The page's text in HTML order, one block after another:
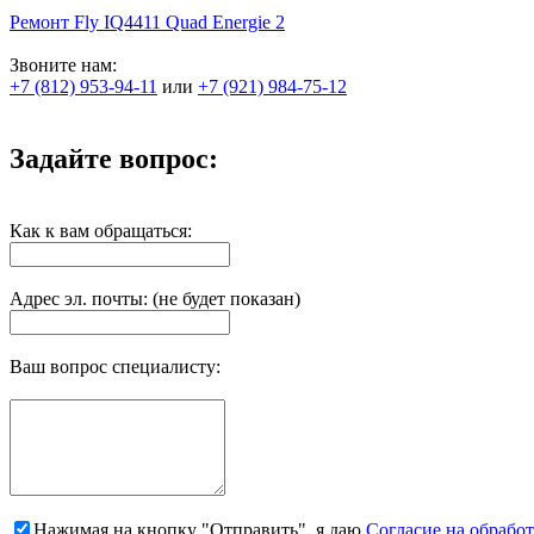
Ремонт Fly IQ4411 Quad Energie 2
Звоните нам:
+7 (812) 953-94-11 или +7 (921) 984-75-12
Задайте вопрос:
Как к вам обращаться:
Адрес эл. почты: (не будет показан)
Ваш вопрос специалисту:
Нажимая на кнопку "Отправить", я даю Согласие на